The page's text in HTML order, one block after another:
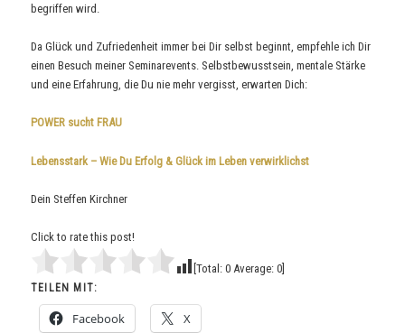
begriffen wird.
Da Glück und Zufriedenheit immer bei Dir selbst beginnt, empfehle ich Dir
einen Besuch meiner Seminarevents. Selbstbewusstsein, mentale Stärke
und eine Erfahrung, die Du nie mehr vergisst, erwarten Dich:
POWER sucht FRAU
Lebensstark – Wie Du Erfolg & Glück im Leben verwirklichst
Dein Steffen Kirchner
Click to rate this post!
[Total:0 Average:0
TEILEN MIT:
Facebook X